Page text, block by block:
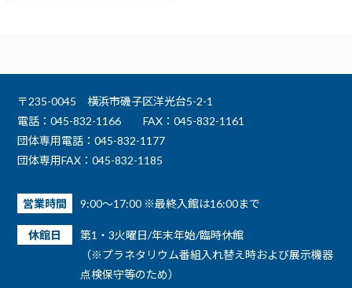
〒235-0045 横浜市磯子区洋光台5-2-1
電話：045-832-1166
FAX：045-832-1161
団体専用電話：045-832-1177
団体専用FAX：045-832-1185
営業時間 9:00～17:00 ※最終入館は16:00まで
休館日
第1・3火曜日/年末年始/臨時休館
（※プラネタリウム番組入れ替え時および展示機器
点検保守等のため）